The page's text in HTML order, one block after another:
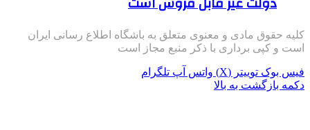
کلیه حقوق مادی و معنوی متعلق به باشگاه اطلاع رسانی ایران
است و کپی برداری با ذکر منبع مجاز است
فیس بوک توییتر (X) واتس آپ تلگرام
دکمه بازگشت به بالا